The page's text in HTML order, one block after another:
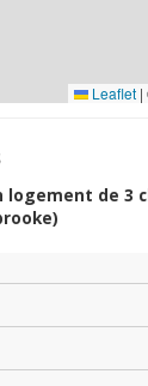
Leaflet |
logement de 3